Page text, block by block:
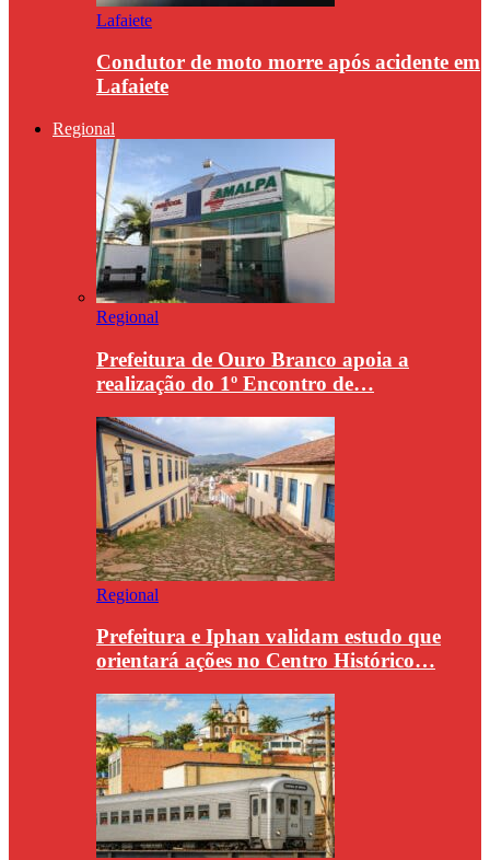
Lafaiete
Condutor de moto morre após acidente em
Lafaiete
Regional
Regional
Prefeitura de Ouro Branco apoia a
realização do 1º Encontro de…
Regional
Prefeitura e Iphan validam estudo que
orientará ações no Centro Histórico…